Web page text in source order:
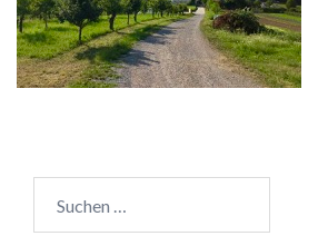
nach: